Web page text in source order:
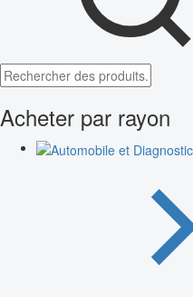
Acheter par rayon